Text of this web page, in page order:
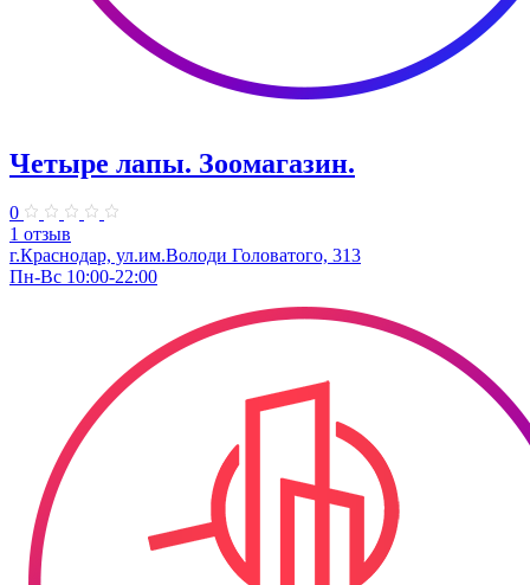
Четыре лапы. Зоомагазин.
0
1 отзыв
г.Краснодар, ул.им.Володи Головатого, 313
Пн-Вс 10:00-22:00